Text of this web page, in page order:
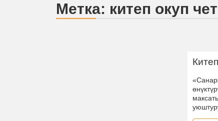
Метка: китеп окуп